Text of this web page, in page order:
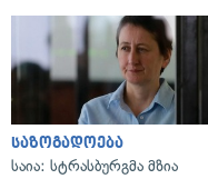
საზოგადოება
საია: სტრასბურგმა მზია